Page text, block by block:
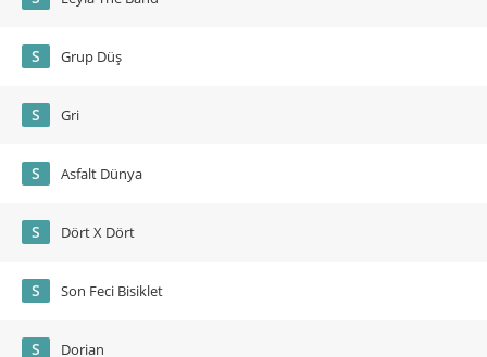
S Grup Düş
S Gri
S Asfalt Dünya
S Dört X Dört
S Son Feci Bisiklet
S Dorian